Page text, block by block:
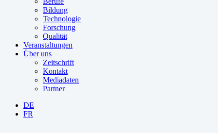
Bildung
Technologie
Forschung
Qualität
Veranstaltungen
Über uns
Zeitschrift
Kontakt
Mediadaten
Partner
DE
FR